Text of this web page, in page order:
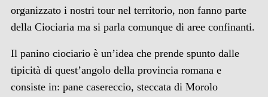
organizzato i nostri tour nel territorio, non fanno parte
della Ciociaria ma si parla comunque di aree confinanti.
Il panino ciociario è un’idea che prende spunto dalle
tipicità di quest’angolo della provincia romana e
consiste in: pane casereccio, steccata di Morolo